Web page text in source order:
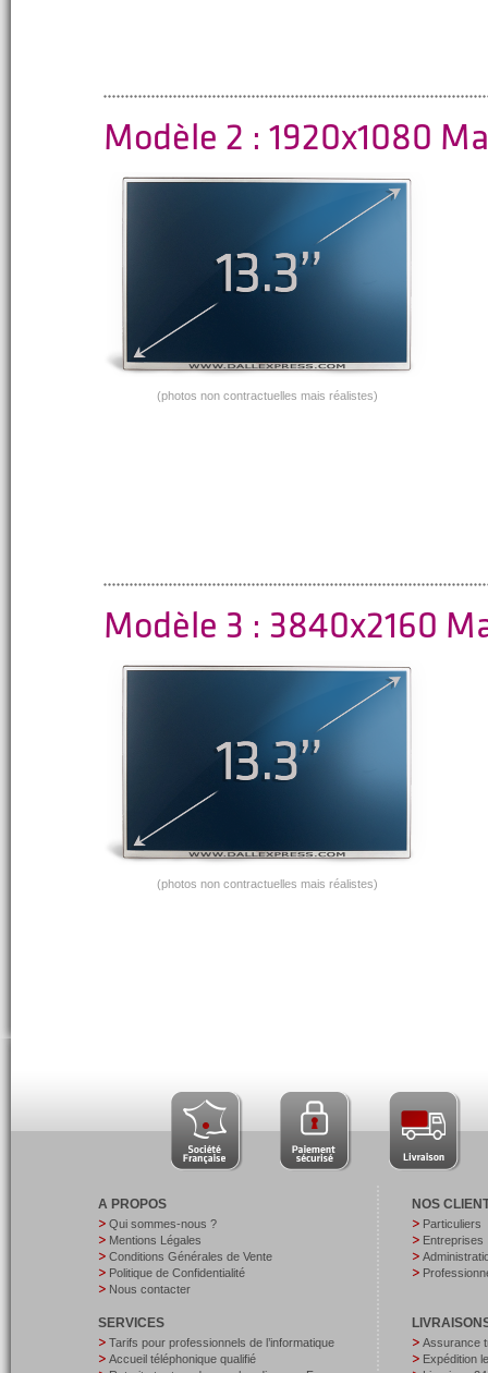
Modèle 2 : 1920x1080
(photos non contractuelles mais réalistes)
Modèle 3 : 3840x2160
(photos non contractuelles mais réalistes)
A PROPOS
Qui sommes-nous ?
Mentions Légales
Conditions Générales de Vente
Politique de Confidentialité
Nous contacter
SERVICES
Tarifs pour professionnels de l’informatique
Accueil téléphonique qualifié
NOS
Particuliers
Entreprises
Assurance
Expédition